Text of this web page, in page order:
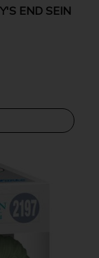
END SEIN